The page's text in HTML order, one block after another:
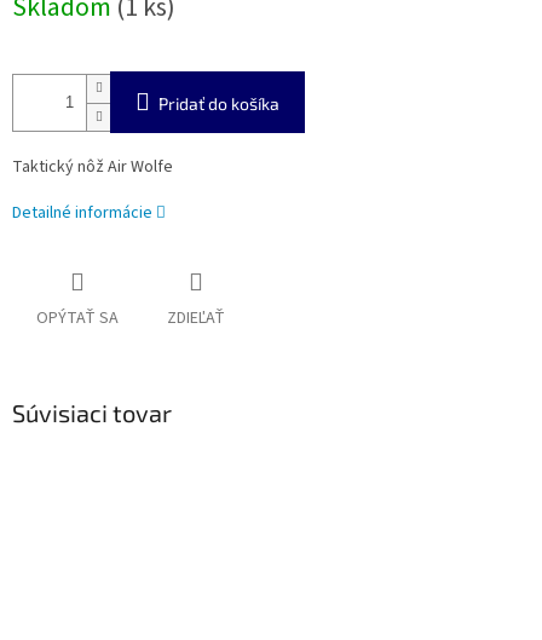
cena:
Pridať do košíka
Taktický nôž Air Wolfe
Detailné informácie
OPÝTAŤ SA ZDIEĽAŤ
Súvisiaci tovar